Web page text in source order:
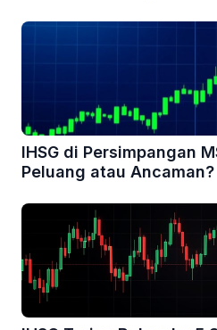
IHSG di Persimpangan
Peluang atau Ancaman?